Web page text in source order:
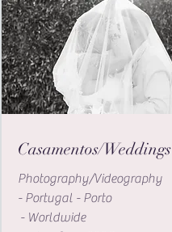
Casamentos/Weddings
Photography/Videography
- Portugal - Porto
- Worldwide